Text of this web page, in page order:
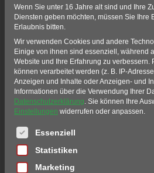
BALL
SO
05
OKT
Wenn Sie unter 16 Jahre alt sind und Ihre
Diensten geben möchten, müssen Sie Ihre
Erlaubnis bitten.
Wir verwenden Cookies und andere
Einige von ihnen sind essenziell, während
Website und Ihre Erfahrung zu verbessern.
können verarbeitet werden (z. B. IP-
Anzeigen und Inhalte oder Anzeigen- und
Informationen über die Verwendung Ihrer
Datenschutzerklärung. Sie können Ihre
Einstellungen widerrufen oder anpassen.
Es folgt eine Liste der Service-
Essenziell
Statistiken
Marketing